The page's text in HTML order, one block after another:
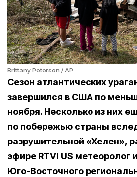
Brittany Peterson / AP
Сезон атлантических
завершился в США по
ноября. Несколько из них
по побережью страны
разрушительной «Хелен»,
эфире RTVI US метеоролог
Юго-Восточного